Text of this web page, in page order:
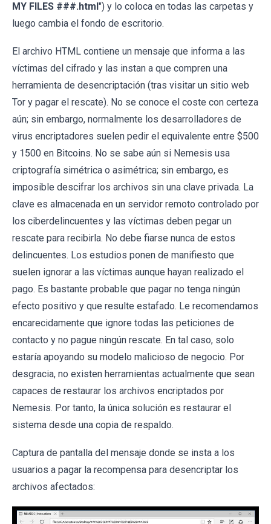
MY FILES ###.html") y lo coloca en todas las carpetas y
luego cambia el fondo de escritorio.
El archivo HTML contiene un mensaje que informa a las
víctimas del cifrado y las instan a que compren una
herramienta de desencriptación (tras visitar un sitio web
Tor y pagar el rescate). No se conoce el coste con certeza
aún; sin embargo, normalmente los desarrolladores de
virus encriptadores suelen pedir el equivalente entre $500
y 1500 en Bitcoins. No se sabe aún si Nemesis usa
criptografía simétrica o asimétrica; sin embargo, es
imposible descifrar los archivos sin una clave privada. La
clave es almacenada en un servidor remoto controlado por
los ciberdelincuentes y las víctimas deben pegar un
rescate para recibirla. No debe fiarse nunca de estos
delincuentes. Los estudios ponen de manifiesto que
suelen ignorar a las víctimas aunque hayan realizado el
pago. Es bastante probable que pagar no tenga ningún
efecto positivo y que resulte estafado. Le recomendamos
encarecidamente que ignore todas las peticiones de
contacto y no pague ningún rescate. En tal caso, solo
estaría apoyando su modelo malicioso de negocio. Por
desgracia, no existen herramientas actualmente que sean
capaces de restaurar los archivos encriptados por
Nemesis. Por tanto, la única solución es restaurar el
sistema desde una copia de respaldo.
Captura de pantalla del mensaje donde se insta a los
usuarios a pagar la recompensa para desencriptar los
archivos afectados: